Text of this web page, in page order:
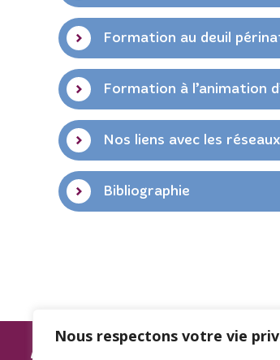
Nous respectons votre vie
Formation au deuil
Formation à l’animation
Nos liens avec les réseaux
Bibliographie
ASSOCIATION SPAMA